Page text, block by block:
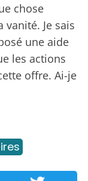
chose
Je sais
une aide
les actions
offre. Ai-je